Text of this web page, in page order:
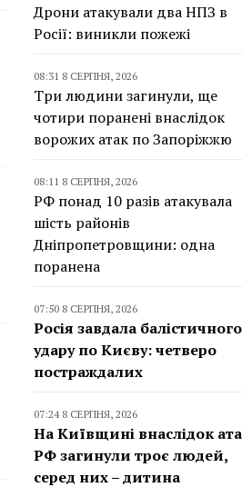
Дрони атакували два НПЗ в
Росії: виникли пожежі
08:31 8 СЕРПНЯ, 2026
Три людини загинули, ще
чотири поранені внаслідок
ворожих атак по Запоріжжю
08:11 8 СЕРПНЯ, 2026
РФ понад 10 разів атакувала
шість районів
Дніпропетровщини: одна
поранена
07:50 8 СЕРПНЯ, 2026
Росія завдала балістичного
удару по Києву: четверо
постраждалих
07:24 8 СЕРПНЯ, 2026
На Київщині внаслідок
РФ загинули троє людей,
серед них – дитина